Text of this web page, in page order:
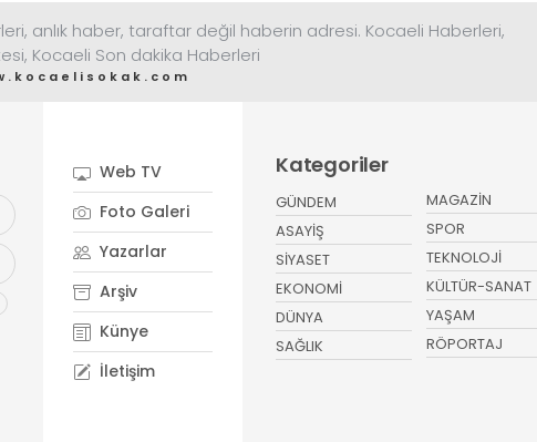
anlık haber, taraftar değil haberin adresi. Kocaeli Haberleri,
Kocaeli Son dakika Haberleri
Web TV
Foto Galeri
Yazarlar
Arşiv
Künye
İletişim
Kategoriler
GÜNDEM
ASAYİŞ
SİYASET
EKONOMİ
DÜNYA
SAĞLIK
MAGAZİN
SPOR
TEKNOLOJİ
KÜLTÜR-SANAT
YAŞAM
RÖPORTAJ